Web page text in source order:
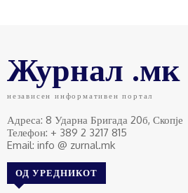
Журнал .мк
независен информативен портал
Адреса: 8 Ударна Бригада 20б, Скопје
Телефон: + 389 2 3217 815
Email: info @ zurnal.mk
ОД УРЕДНИКОТ